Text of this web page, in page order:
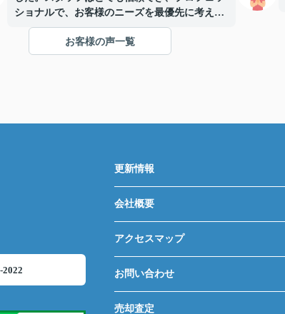
ショナルで、お客様のニーズを最優先に考えて
くれます。とても稀なケースです。強くお勧め
お客様の声一覧
2022
更新情報
会社概要
アクセスマップ
お問い合わせ
売却査定